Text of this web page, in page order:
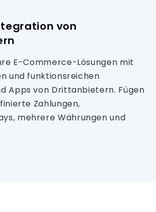
von
E-Commerce-Lösungen mit
und funktionsreichen
Apps von Drittanbietern. Fügen
Zahlungen,
mehrere Währungen und